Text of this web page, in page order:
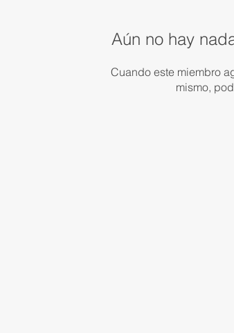
Aún no hay
Cuando este miembro
mismo,